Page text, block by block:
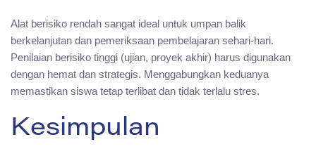
Alat berisiko rendah sangat ideal untuk umpan balik
berkelanjutan dan pemeriksaan pembelajaran sehari-hari.
Penilaian berisiko tinggi (ujian, proyek akhir) harus digunakan
dengan hemat dan strategis. Menggabungkan keduanya
memastikan siswa tetap terlibat dan tidak terlalu stres.
Kesimpulan